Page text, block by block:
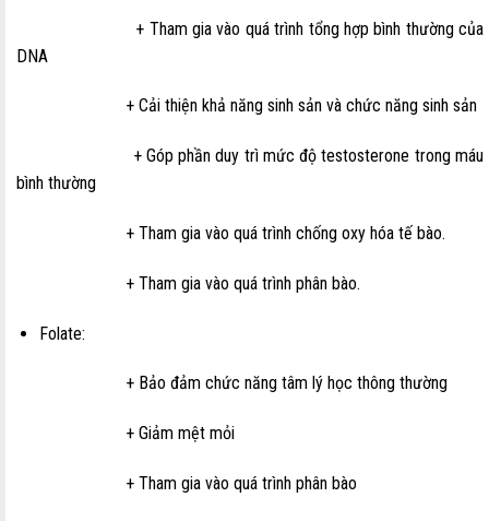
+ Tham gia vào quá trình tổng hợp bình thường của
DNA
+ Cải thiện khả năng sinh sản và chức năng sinh sản
+ Góp phần duy trì mức độ testosterone trong máu
bình thường
+ Tham gia vào quá trình chống oxy hóa tế bào.
+ Tham gia vào quá trình phân bào.
Folate:
+ Bảo đảm chức năng tâm lý học thông thường
+ Giảm mệt mỏi
+ Tham gia vào quá trình phân bào